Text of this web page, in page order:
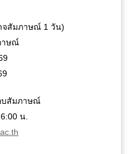
จสัมภาษณ์ 1 วัน)
าษณ์
บสัมภาษณ์
น.